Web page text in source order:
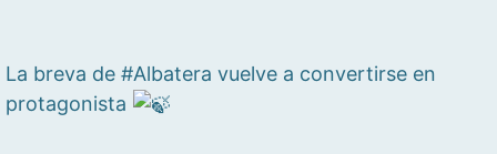
La breva de #Albatera vuelve a convertirse en
protagonista